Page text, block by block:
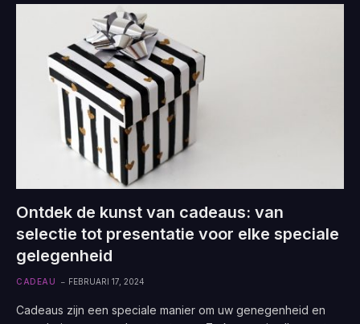
Ontdek de kunst van cadeaus: van
selectie tot presentatie voor elke speciale
gelegenheid
CADEAU FEBRUARI 17, 2024
Cadeaus zijn een speciale manier om uw genegenheid en